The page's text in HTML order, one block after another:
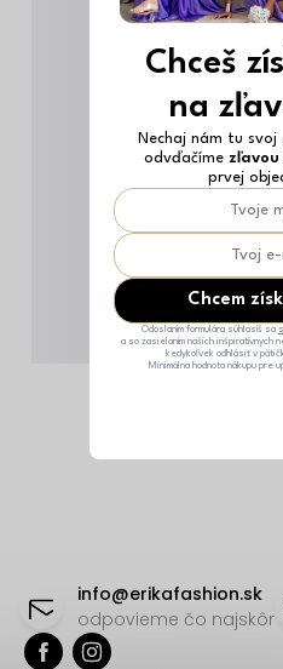
info@erikafashion.sk
odpovieme čo najskôr
Chceš
na
Nechaj nám tu
odvďačíme zľavou
prvej
Chcem
Odoslaním formulára súhlasíš sa
a so zasielaním našich inšpiratívnych
kedykoľvek odhlásiť v
Minimálna hodnota nákupu pre